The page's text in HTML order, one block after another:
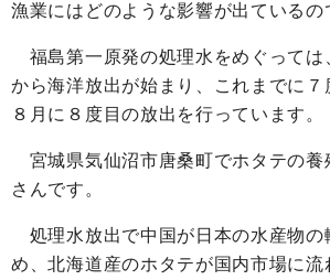
漁業にはどのような影響が出ているの
福島第一原発の処理水をめぐっては
から海洋放出が始まり、これまでに７
８月に８度目の放出を行っています。
宮城県気仙沼市唐桑町でホタテの養
さんです。
処理水放出で中国が日本の水産物の
め、北海道産のホタテが国内市場に流